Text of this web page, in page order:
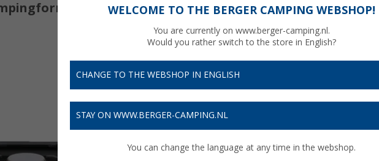
Twee branders 1800 W
€
Prijzen
WELCOME TO THE BERGER CAMPING WEBSHOP!
You are currently on www.berger-camping.nl.
Would you rather switch to the store in English?
CHANGE TO THE WEBSHOP IN ENGLISH
STAY ON WWW.BERGER-CAMPING.NL
You can change the language at any time in the webshop.